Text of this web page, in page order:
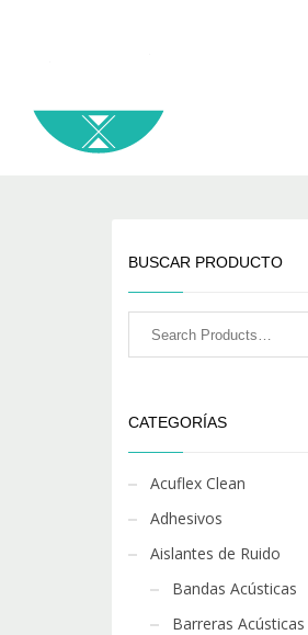
BUSCAR PRODUCTO
CATEGORÍAS
Acuflex Clean
Adhesivos
Aislantes de Ruido
Bandas Acústicas
Barreras Acústicas